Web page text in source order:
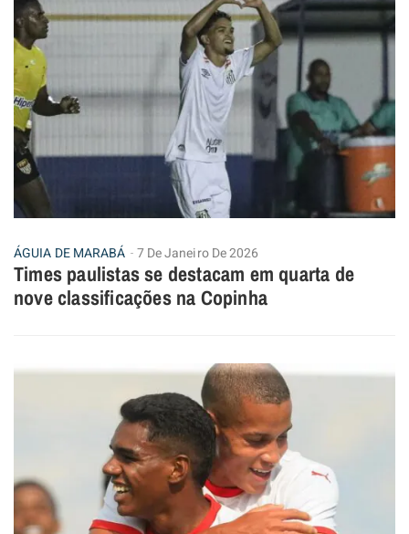
ÁGUIA DE MARABÁ 7 De Janeiro De 2026
Times paulistas se destacam em quarta de
nove classificações na Copinha